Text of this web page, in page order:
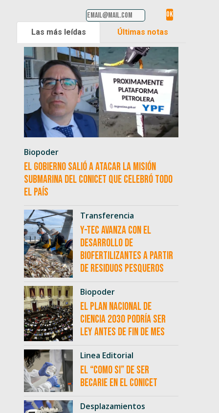
Las más leídas Últimas notas
Biopoder
El Gobierno salió a atacar la misión
submarina del CONICET que celebró todo
el país
Transferencia
Y-TEC avanza con el
desarrollo de
biofertilizantes a partir
de residuos pesqueros
Biopoder
El Plan Nacional de
Ciencia 2030 podría ser
ley antes de fin de mes
Linea Editorial
El “como si” de ser
becarie en el CONICET
Desplazamientos